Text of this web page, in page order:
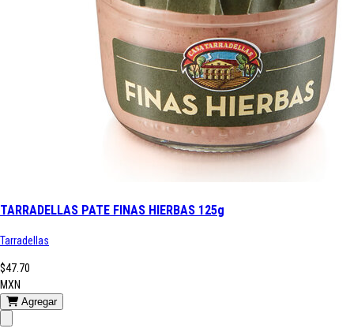
TARRADELLAS PATE FINAS HIERBAS 125g
Tarradellas
$47.70
MXN
Agregar